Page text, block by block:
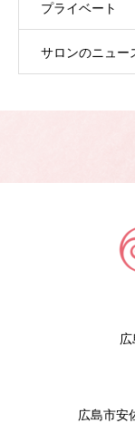
プライベート
サロンのニュー
広島市安